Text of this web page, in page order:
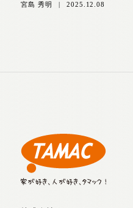
宮島 秀明 2025.12.08